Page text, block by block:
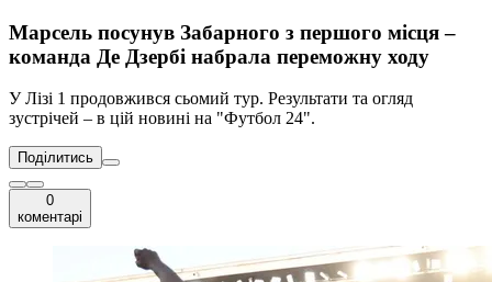
Марсель посунув Забарного з першого місця –
команда Де Дзербі набрала переможну ходу
У Лізі 1 продовжився сьомий тур. Результати та огляд
зустрічей – в цій новині на "Футбол 24".
Поділитись
0
коментарі